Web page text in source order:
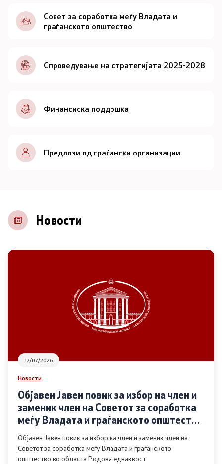
Документи
Совет
За советот
Документи
Записници и дневни редови од седниците на
Советот
Контакт
Основање на здружение
Дијалог меѓу Владата и граѓанскиот сектор
Отворени денови за иницијативи на граѓанските
организации
Финансиска поддршка
Совет за соработка меѓу Владата и
граѓанското општество
Спроведување на стратегијата 2025-2028
Финансиска поддршка
Предлози од граѓански организации
Новости
17/07/2026
Новости
Објавен Јавен повик за избор на член и
заменик член на Советот за соработка
меѓу Владата и граѓанското општество
во областа Родова еднаквост
Објавен Јавен повик за избор на член и заменик член на
Советот за соработка меѓу Владата и граѓанското
општество во областа Родова еднаквост